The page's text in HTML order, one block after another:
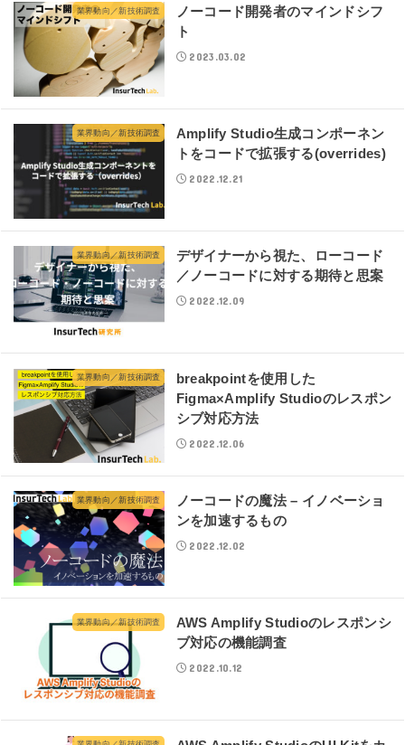
業界動向／新技術調査
ノーコード開発者のマインドシフ
ト
2023.03.02
業界動向／新技術調査
Amplify Studio生成コンポーネン
トをコードで拡張する(overrides)
2022.12.21
業界動向／新技術調査
デザイナーから視た、ローコード
／ノーコードに対する期待と思案
2022.12.09
業界動向／新技術調査
breakpointを使用した
Figma×Amplify Studioのレスポン
シブ対応方法
2022.12.06
業界動向／新技術調査
ノーコードの魔法 – イノベーショ
ンを加速するもの
2022.12.02
業界動向／新技術調査
AWS Amplify Studioのレスポンシ
ブ対応の機能調査
2022.10.12